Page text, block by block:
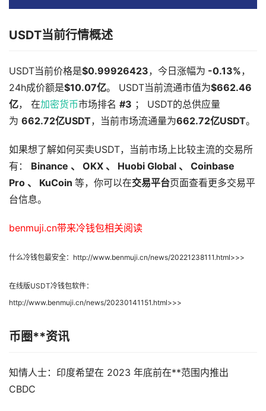
USDT当前行情概述
USDT当前价格是$0.99926423，今日涨幅为 -0.13%，
24h成价额是$10.07亿。 USDT当前流通市值为$662.46
亿， 在加密货币市场排名 #3 ； USDT的总供应量
为 662.72亿USDT，当前市场流通量为662.72亿USDT。
如果想了解如何买卖USDT，当前市场上比较主流的交易所
有： Binance 、 OKX 、 Huobi Global 、
Coinbase
Pro 、
KuCoin 等，你可以在交易平台页面查看更多交易平
台信息。
benmuji.cn带来冷钱包相关阅读
什么冷钱包最安全：http://www.benmuji.cn/news/20221238111.html>>>
在线版USDT冷钱包软件：
http://www.benmuji.cn/news/20230141151.html>>>
币圈**资讯
知情人士：印度希望在 2023 年底前在**范围内推出
CBDC